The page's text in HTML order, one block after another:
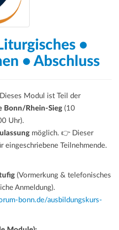
•
• Abschluss
Dieses Modul ist Teil der
Bonn/Rhein-Sieg (10
Uhr).
möglich. 👉 Dieser
eingeschriebene Teilnehmende.
(Vormerkung & telefonisches
Anmeldung).
bonn.de/ausbildungskurs-